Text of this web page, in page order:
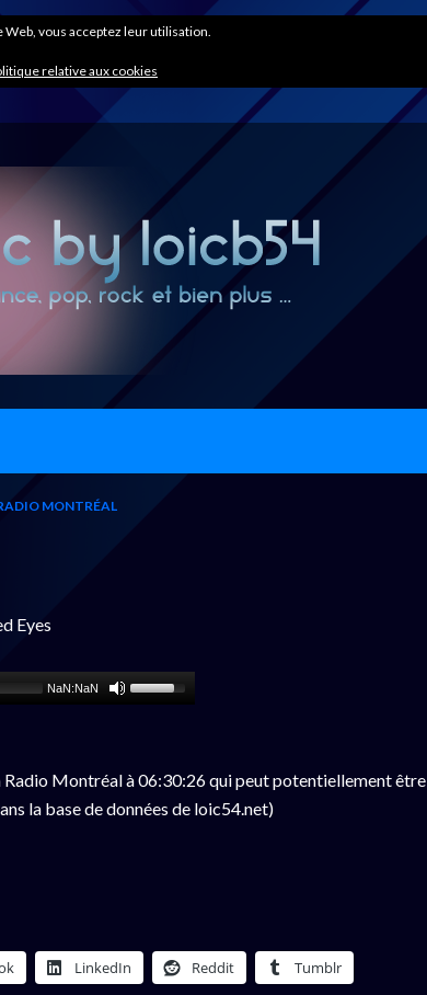
MONTRÉAL
Eyes
NaN:NaN
Montréal à 06:30:26 qui peut potentiellement être
la base de données de loic54.net)
LinkedIn Reddit Tumblr
vous acceptez leur utilisation.
relative aux cookies